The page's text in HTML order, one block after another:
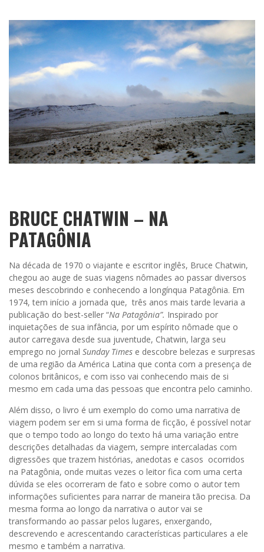
BRUCE CHATWIN – NA
PATAGÔNIA
Na década de 1970 o viajante e escritor inglês, Bruce Chatwin,
chegou ao auge de suas viagens nômades ao passar diversos
meses descobrindo e conhecendo a longínqua Patagônia. Em
1974, tem início a jornada que, três anos mais tarde levaria a
publicação do best-seller “Na Patagônia”. Inspirado por
inquietações de sua infância, por um espírito nômade que o
autor carregava desde sua juventude, Chatwin, larga seu
emprego no jornal Sunday Times e descobre belezas e surpresas
de uma região da América Latina que conta com a presença de
colonos britânicos, e com isso vai conhecendo mais de si
mesmo em cada uma das pessoas que encontra pelo caminho.
Além disso, o livro é um exemplo do como uma narrativa de
viagem podem ser em si uma forma de ficção, é possível notar
que o tempo todo ao longo do texto há uma variação entre
descrições detalhadas da viagem, sempre intercaladas com
digressões que trazem histórias, anedotas e casos ocorridos
na Patagônia, onde muitas vezes o leitor fica com uma certa
dúvida se eles ocorreram de fato e sobre como o autor tem
informações suficientes para narrar de maneira tão precisa. Da
mesma forma ao longo da narrativa o autor vai se
transformando ao passar pelos lugares, enxergando,
descrevendo e acrescentando características particulares a ele
mesmo e também a narrativa.